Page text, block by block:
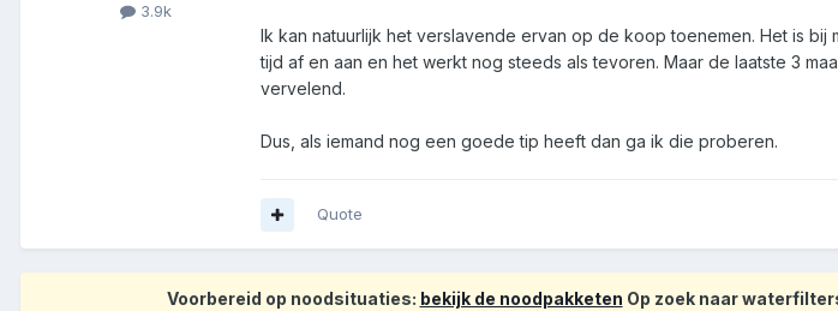
3.9k
Ik kan natuurlijk het verslavende ervan op de koop toenemen. Het is
tijd af en aan en het werkt nog steeds als tevoren. Maar de laatste 3
vervelend.
Dus, als iemand nog een goede tip heeft dan ga ik die proberen.
Quote
Voorbereid op noodsituaties: bekijk de noodpakketen Op zoek naar